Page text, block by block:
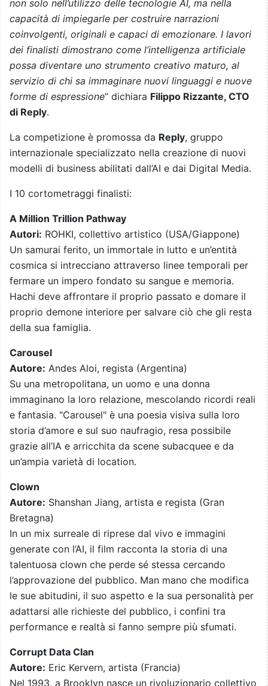
non solo nell’utilizzo delle tecnologie AI, ma nella
capacità di impiegarle per costruire narrazioni
coinvolgenti, originali e capaci di emozionare. I lavori
dei finalisti dimostrano come l’intelligenza artificiale
possa diventare uno strumento creativo maturo, al
servizio di chi sa immaginare nuovi linguaggi e nuove
forme di espressione” dichiara Filippo Rizzante, CTO
di Reply.
La competizione è promossa da Reply, gruppo
internazionale specializzato nella creazione di nuovi
modelli di business abilitati dall’AI e dai Digital Media.
I 10 cortometraggi finalisti:
A Million Trillion Pathway
Autori: ROHKI, collettivo artistico (USA/Giappone)
Un samurai ferito, un immortale in lutto e un’entità
cosmica si intrecciano attraverso linee temporali per
fermare un impero fondato su sangue e memoria.
Hachi deve affrontare il proprio passato e domare il
proprio demone interiore per salvare ciò che gli resta
della sua famiglia.
Carousel
Autore: Andes Aloi, regista (Argentina)
Su una metropolitana, un uomo e una donna
immaginano la loro relazione, mescolando ricordi reali
e fantasia. "Carousel" è una poesia visiva sulla loro
storia d’amore e sul suo naufragio, resa possibile
grazie all’IA e arricchita da scene subacquee e da
un’ampia varietà di location.
Clown
Autore: Shanshan Jiang, artista e regista (Gran
Bretagna)
In un mix surreale di riprese dal vivo e immagini
generate con l’AI, il film racconta la storia di una
talentuosa clown che perde sé stessa cercando
l’approvazione del pubblico. Man mano che modifica
le sue abitudini, il suo aspetto e la sua personalità per
adattarsi alle richieste del pubblico, i confini tra
performance e realtà si fanno sempre più sfumati.
Corrupt Data Clan
Autore: Eric Kervern, artista (Francia)
Nel 1993, a Brooklyn nasce un rivoluzionario collettivo